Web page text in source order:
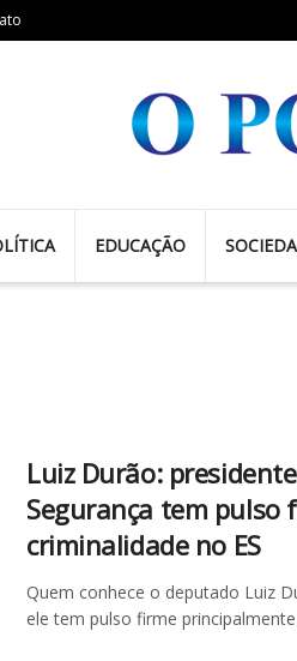
EDUCAÇÃO
Luiz Durão:
Segurança tem pulso
criminalidade no ES
Quem conhece o deputado Luiz
ele tem pulso firme principalmente